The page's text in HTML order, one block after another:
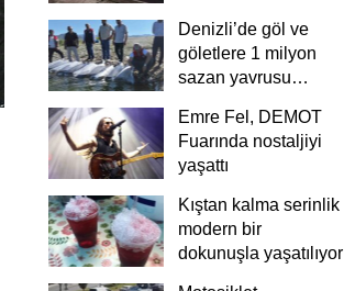
Denizli’de göl ve
göletlere 1 milyon
sazan yavrusu
Emre Fel, DEMOT
Fuarında nostaljiyi
yaşattı
Kıştan kalma serinlik
modern bir
dokunuşla yaşatılıyor